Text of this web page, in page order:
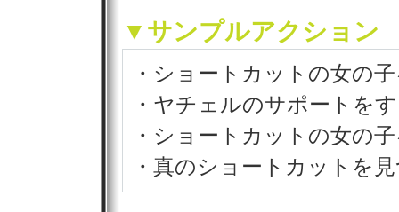
▼サンプルアクション
・ショートカットの女の
・ヤチェルのサポートを
・ショートカットの女の
・真のショートカットを